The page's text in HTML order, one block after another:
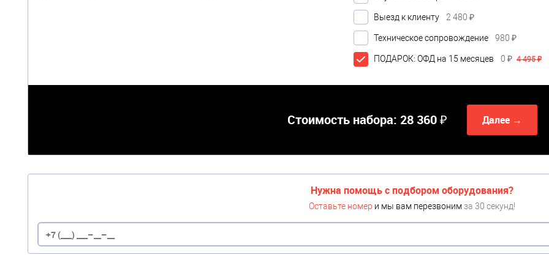
Выезд к клиенту 2 480 ₽
Техническое сопровождение 980 ₽
ПОДАРОК: ОФД на 15 месяцев 0 ₽ 4 495 ₽
Стоимость набора: 28 360 ₽ Далее →
Нужна помощь с подбором оборудования?
Оставьте номер и мы вам перезвоним за 30 секунд!